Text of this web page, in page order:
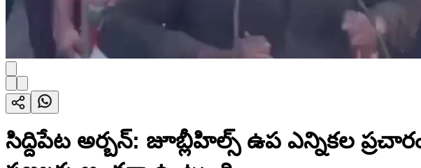
సిద్దిపేట అర్బన్: జూబ్లీహిల్స్ ఉప ఎన్నికల